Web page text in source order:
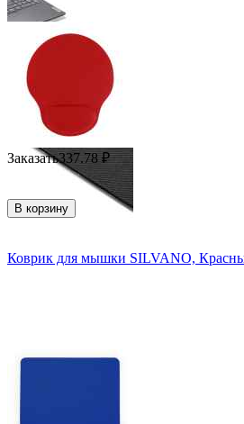
Заказать337.78 ₽
В корзину
Коврик для мышки SILVANO,